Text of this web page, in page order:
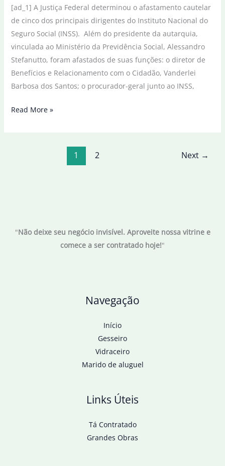
84ª
colocação
[ad_1] A Justiça Federal determinou o afastamento cautelar
de cinco dos principais dirigentes do Instituto Nacional do
Seguro Social (INSS). Além do presidente da autarquia,
vinculada ao Ministério da Previdência Social, Alessandro
Stefanutto, foram afastados de suas funções: o diretor de
Benefícios e Relacionamento com o Cidadão, Vanderlei
Barbosa dos Santos; o procurador-geral junto ao INSS,
Cinco
irregularidades
Read More »
1 2 Next →
"Não deixe seu negócio invisível. Aproveite nossa vitrine e
comece a ser contratado hoje!"
Navegação
Início
Gesseiro
Vidraceiro
Marido de aluguel
Links Úteis
Tá Contratado
Grandes Obras